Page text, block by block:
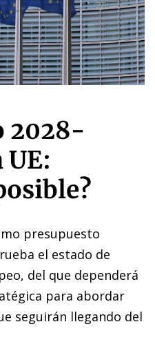
2028-
presupuesto
el estado de
del que dependerá
para abordar
seguirán llegando del